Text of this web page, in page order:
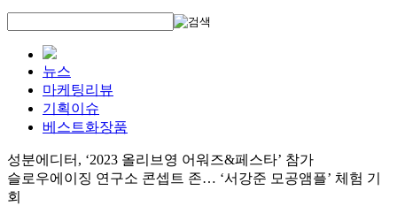
뉴스
마케팅리뷰
기획이슈
베스트화장품
성분에디터, ‘2023 올리브영 어워즈&페스타’ 참가
슬로우에이징 연구소 콘셉트 존… ‘서강준 모공앰플’ 체험 기
회